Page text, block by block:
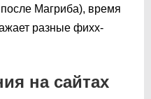
Магриба), время
разные фихх-
на сайтах